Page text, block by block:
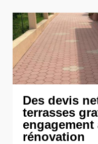
Des devis
terrasses
engagement
rénovation